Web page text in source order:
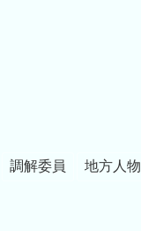
調解委員 地方人物